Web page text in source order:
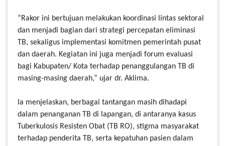
“Rakor ini bertujuan melakukan koordinasi lintas sektoral
dan menjadi bagian dari strategi percepatan eliminasi
TB, sekaligus implementasi komitmen pemerintah pusat
dan daerah. Kegiatan ini juga menjadi forum evaluasi
bagi Kabupaten/ Kota terhadap penanggulangan TB di
masing-masing daerah,” ujar dr. Aklima.
Ia menjelaskan, berbagai tantangan masih dihadapi
dalam penanganan TB di lapangan, di antaranya kasus
Tuberkulosis Resisten Obat (TB RO), stigma masyarakat
terhadap penderita TB, serta kepatuhan pasien dalam